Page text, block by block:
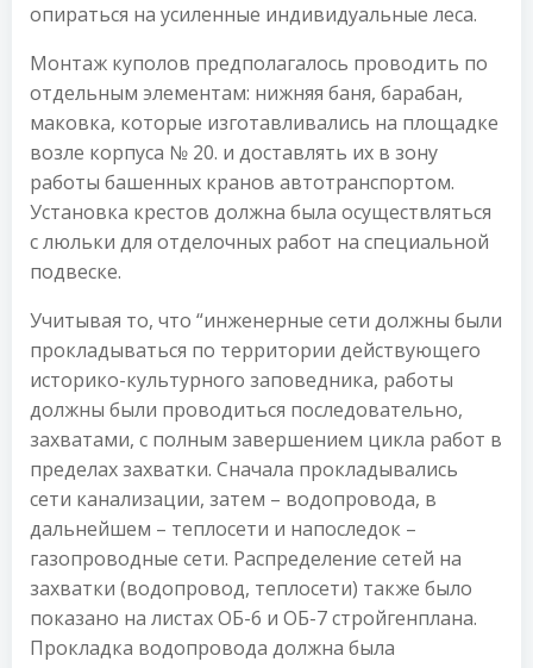
опираться на усиленные индивидуальные леса.
Монтаж куполов предполагалось проводить по
отдельным элементам: нижняя баня, барабан,
маковка, которые изготавливались на площадке
возле корпуса № 20. и доставлять их в зону
работы башенных кранов автотранспортом.
Установка крестов должна была осуществляться
с люльки для отделочных работ на специальной
подвеске.
Учитывая то, что “инженерные сети должны были
прокладываться по территории действующего
историко-культурного заповедника, работы
должны были проводиться последовательно,
захватами, с полным завершением цикла работ в
пределах захватки. Сначала прокладывались
сети канализации, затем – водопровода, в
дальнейшем – теплосети и напоследок –
газопроводные сети. Распределение сетей на
захватки (водопровод, теплосети) также было
показано на листах ОБ-6 и ОБ-7 стройгенплана.
Прокладка водопровода должна была